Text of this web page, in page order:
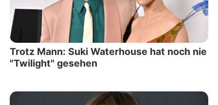
Trotz Mann: Suki Waterhouse hat noch nie
"Twilight" gesehen